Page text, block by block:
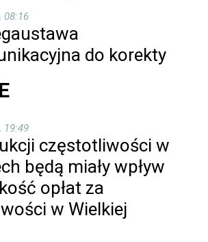
08:16
do korekty
19:49
częstotliwości w
będą miały wpływ
opłat za
w Wielkiej